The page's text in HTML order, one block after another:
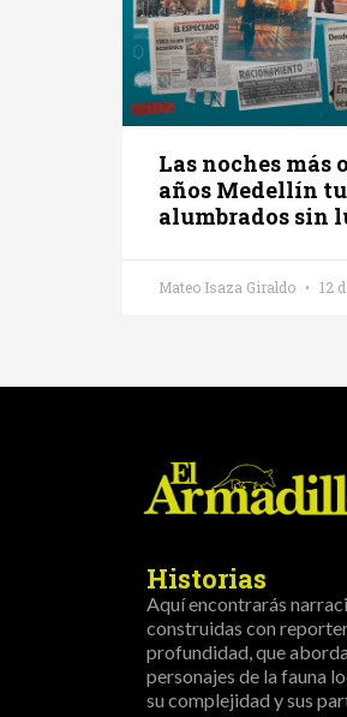
Las noches más
años Medellín
alumbrados sin
Mateo Isaza Giraldo 12
Historias
Aquí encontrarás
construidas con
profundidad, que
personajes de la fauna
su complejidad y sus